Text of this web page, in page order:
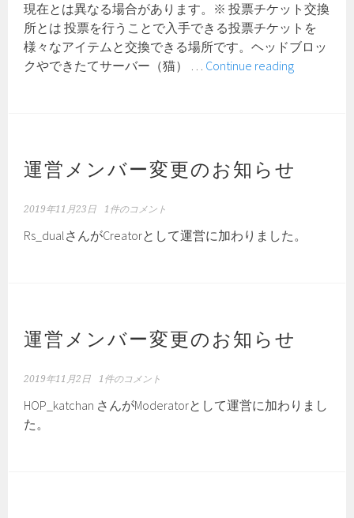
現在とは異なる場合があります。※ 投票チケット交換
所とは 投票を行うことで入手できる投票チケットを
様々なアイテムと交換できる場所です。ヘッドブロッ
クやできたてサーバー（猫） … Continue reading投
が
運営メンバー変更のお知らせ
2019年11月23日 1件のコメント
Rs_dualさんがCreatorとして運営に加わりました。
運営メンバー変更のお知らせ
2019年11月2日 1件のコメント
HOP_katchan さんがModeratorとして運営に加わりまし
た。